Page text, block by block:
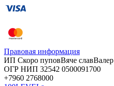
Правовая информация
ИП Скоро пуповВяче славВалер
ОГР НИП 32542 0500091700
+7960 2768000